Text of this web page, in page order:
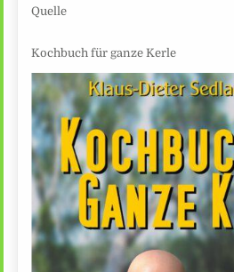
Quelle
Kochbuch für ganze Kerle